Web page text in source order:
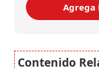
Agrega